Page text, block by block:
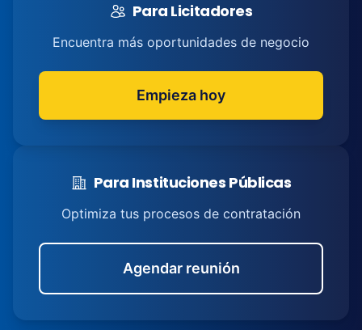
Para Licitadores
Encuentra más oportunidades de negocio
Empieza hoy
Para Instituciones Públicas
Optimiza tus procesos de contratación
Agendar reunión